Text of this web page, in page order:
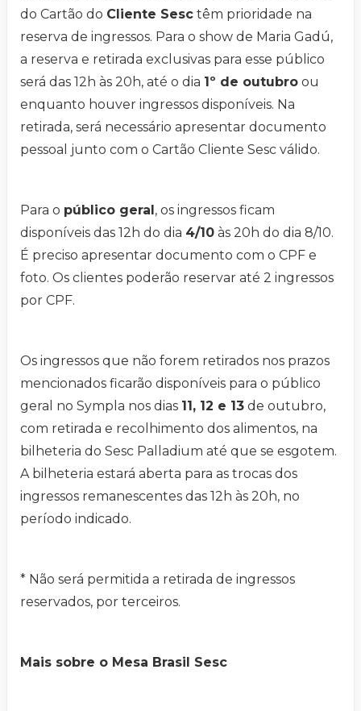
do Cartão do Cliente Sesc têm prioridade na
reserva de ingressos. Para o show de Maria Gadú,
a reserva e retirada exclusivas para esse público
será das 12h às 20h, até o dia 1º de outubro ou
enquanto houver ingressos disponíveis. Na
retirada, será necessário apresentar documento
pessoal junto com o Cartão Cliente Sesc válido.
Para o público geral, os ingressos ficam
disponíveis das 12h do dia 4/10 às 20h do dia 8/10.
É preciso apresentar documento com o CPF e
foto. Os clientes poderão reservar até 2 ingressos
por CPF.
Os ingressos que não forem retirados nos prazos
mencionados ficarão disponíveis para o público
geral no Sympla nos dias 11, 12 e 13 de outubro,
com retirada e recolhimento dos alimentos, na
bilheteria do Sesc Palladium até que se esgotem.
A bilheteria estará aberta para as trocas dos
ingressos remanescentes das 12h às 20h, no
período indicado.
* Não será permitida a retirada de ingressos
reservados, por terceiros.
Mais sobre o Mesa Brasil Sesc